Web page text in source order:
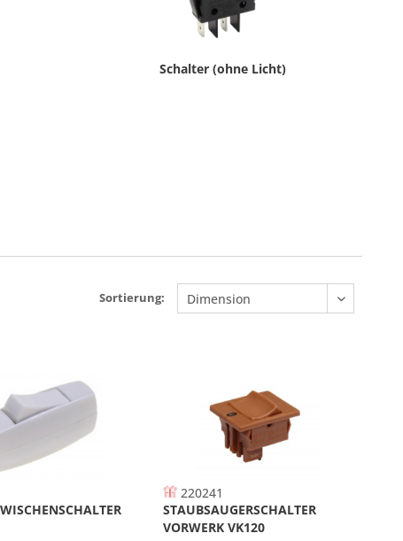
Schalter (ohne Licht)
Sortierung:
220241
STAUBSAUGERSCHALTER
VORWERK VK120